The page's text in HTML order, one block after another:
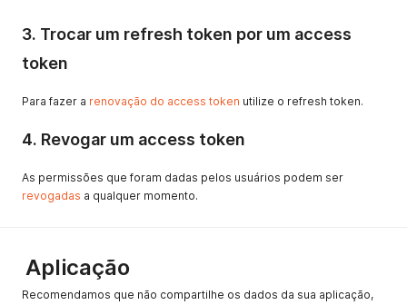
3. Trocar um refresh token por um access
token
Para fazer a renovação do access token utilize o refresh token.
4. Revogar um access token
As permissões que foram dadas pelos usuários podem ser
revogadas a qualquer momento.
Aplicação
Recomendamos que não compartilhe os dados da sua aplicação,